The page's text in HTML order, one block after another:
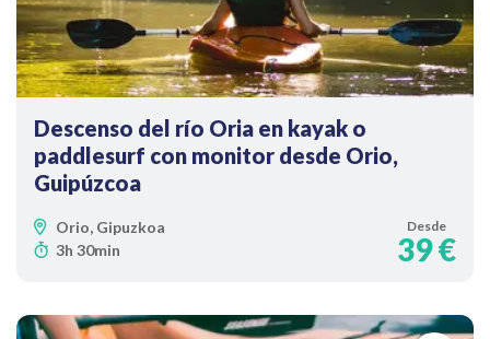
Descenso del río Oria en kayak o
paddlesurf con monitor desde Orio,
Guipúzcoa
Orio, Gipuzkoa
3h 30min
Desde
39 €